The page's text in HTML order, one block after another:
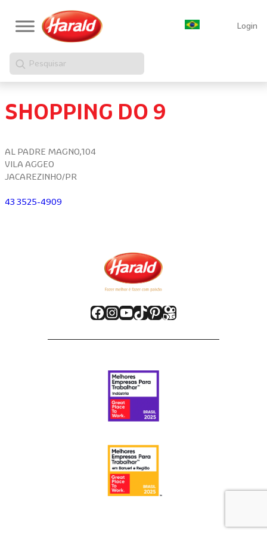
Login
Pesquisar
SHOPPING DO 9
AL PADRE MAGNO,104
VILA AGGEO
JACAREZINHO/PR
43 3525-4909
Facebook
Instagram
Youtube
TikTok
Pinterest
Kwai